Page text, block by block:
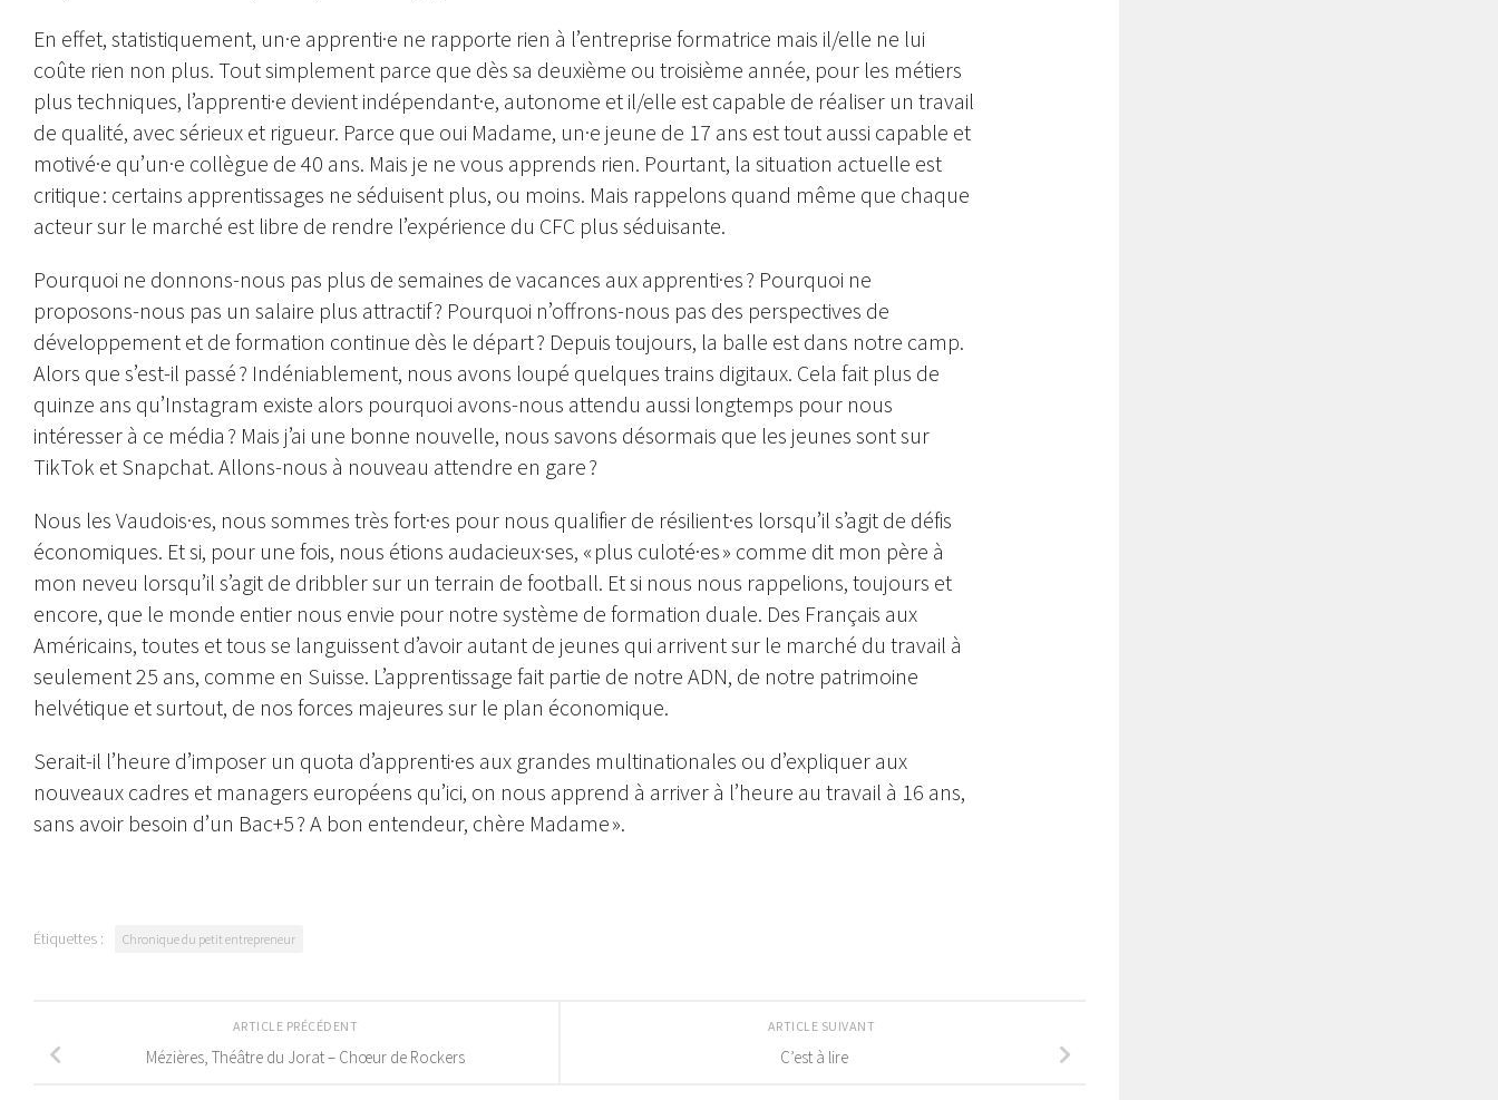
En effet, statistiquement, un·e apprenti·e ne rapporte rien à l’entreprise formatrice mais il/elle ne lui
coûte rien non plus. Tout simplement parce que dès sa deuxième ou troisième année, pour les métiers
plus techniques, l’apprenti·e devient indépendant·e, autonome et il/elle est capable de réaliser un travail
de qualité, avec sérieux et rigueur. Parce que oui Madame, un·e jeune de 17 ans est tout aussi capable et
motivé·e qu’un·e collègue de 40 ans. Mais je ne vous apprends rien. Pourtant, la situation actuelle est
critique : certains apprentissages ne séduisent plus, ou moins. Mais rappelons quand même que chaque
acteur sur le marché est libre de rendre l’expérience du CFC plus séduisante.
Pourquoi ne donnons-nous pas plus de semaines de vacances aux apprenti·es ? Pourquoi ne
proposons-nous pas un salaire plus attractif ? Pourquoi n’offrons-nous pas des perspectives de
développement et de formation continue dès le départ ? Depuis toujours, la balle est dans notre camp.
Alors que s’est-il passé ? Indéniablement, nous avons loupé quelques trains digitaux. Cela fait plus de
quinze ans qu’Instagram existe alors pourquoi avons-nous attendu aussi longtemps pour nous
intéresser à ce média ? Mais j’ai une bonne nouvelle, nous savons désormais que les jeunes sont sur
TikTok et Snapchat. Allons-nous à nouveau attendre en gare ?
Nous les Vaudois·es, nous sommes très fort·es pour nous qualifier de résilient·es lorsqu’il s’agit de défis
économiques. Et si, pour une fois, nous étions audacieux·ses, « plus culoté·es » comme dit mon père à
mon neveu lorsqu’il s’agit de dribbler sur un terrain de football. Et si nous nous rappelions, toujours et
encore, que le monde entier nous envie pour notre système de formation duale. Des Français aux
Américains, toutes et tous se languissent d’avoir autant de jeunes qui arrivent sur le marché du travail à
seulement 25 ans, comme en Suisse. L’apprentissage fait partie de notre ADN, de notre patrimoine
helvétique et surtout, de nos forces majeures sur le plan économique.
Serait-il l’heure d’imposer un quota d’apprenti·es aux grandes multinationales ou d’expliquer aux
nouveaux cadres et managers européens qu’ici, on nous apprend à arriver à l’heure au travail à 16 ans,
sans avoir besoin d’un Bac+5 ? A bon entendeur, chère Madame ».
Étiquettes : Chronique du petit entrepreneur
ARTICLE SUIVANT
C’est à lire
ARTICLE PRÉCÉDENT
Mézières, Théâtre du Jorat – Chœur de Rockers